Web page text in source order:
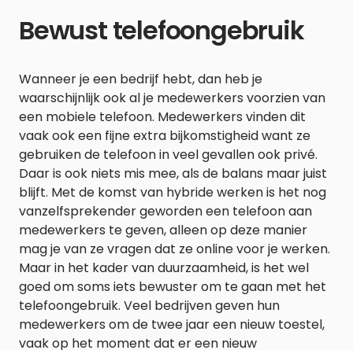
Bewust telefoongebruik
Wanneer je een bedrijf hebt, dan heb je
waarschijnlijk ook al je medewerkers voorzien van
een mobiele telefoon. Medewerkers vinden dit
vaak ook een fijne extra bijkomstigheid want ze
gebruiken de telefoon in veel gevallen ook privé.
Daar is ook niets mis mee, als de balans maar juist
blijft. Met de komst van hybride werken is het nog
vanzelfsprekender geworden een telefoon aan
medewerkers te geven, alleen op deze manier
mag je van ze vragen dat ze online voor je werken.
Maar in het kader van duurzaamheid, is het wel
goed om soms iets bewuster om te gaan met het
telefoongebruik. Veel bedrijven geven hun
medewerkers om de twee jaar een nieuw toestel,
vaak op het moment dat er een nieuw